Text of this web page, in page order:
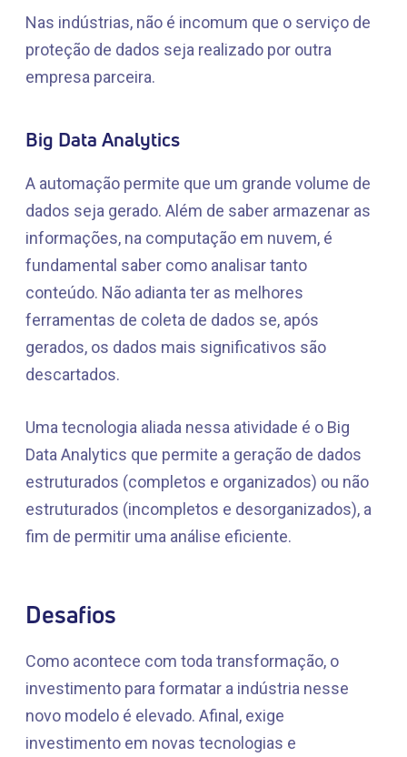
Nas indústrias, não é incomum que o serviço de
proteção de dados seja realizado por outra
empresa parceira.
Big Data Analytics
A automação permite que um grande volume de
dados seja gerado. Além de saber armazenar as
informações, na computação em nuvem, é
fundamental saber como analisar tanto
conteúdo. Não adianta ter as melhores
ferramentas de coleta de dados se, após
gerados, os dados mais significativos são
descartados.
Uma tecnologia aliada nessa atividade é o Big
Data Analytics que permite a geração de dados
estruturados (completos e organizados) ou não
estruturados (incompletos e desorganizados), a
fim de permitir uma análise eficiente.
Desafios
Como acontece com toda transformação, o
investimento para formatar a indústria nesse
novo modelo é elevado. Afinal, exige
investimento em novas tecnologias e